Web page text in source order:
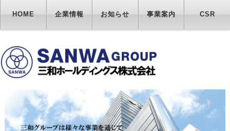
HOME 企業情報 お知らせ 事業案内 CSR